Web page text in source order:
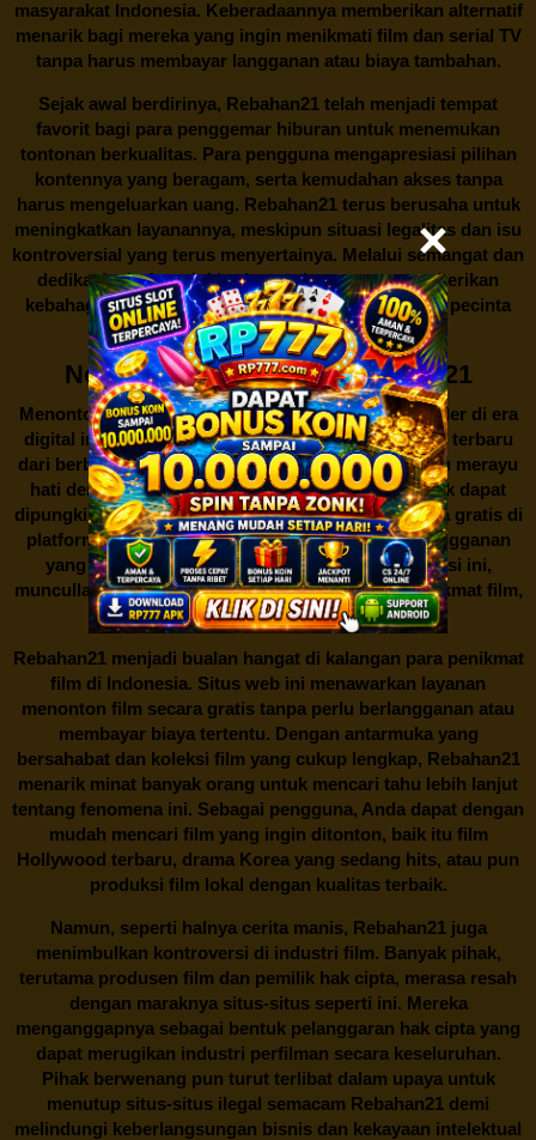
masyarakat Indonesia. Keberadaannya memberikan alternatif
menarik bagi mereka yang ingin menikmati film dan serial TV
tanpa harus membayar langganan atau biaya tambahan.
Sejak awal berdirinya, Rebahan21 telah menjadi tempat
favorit bagi para penggemar hiburan untuk menemukan
tontonan berkualitas. Para pengguna mengapresiasi pilihan
kontennya yang beragam, serta kemudahan akses tanpa
harus mengeluarkan uang. Rebahan21terus berusaha untuk
meningkatkan layanannya, meskipun situasi legalitas dan isu
kontroversial yang terus menyertainya. Melalui semangat dan
dedikasi, platform ini berharap dapat terus memberikan
kebahagiaan dan hiburan bagi seluruh masyarakat pecinta
film dan serial TV di Indonesia.
Nonton Film Gratis di Rebahan21
Menonton film merupakan salah satu hiburan populer di era
digital ini. Banyak orang gemar menikmati film-film terbaru
dari berbagai genre untuk mengisi waktu luang atau merayu
hati dengan kisah yang mengharu biru. Namun, tak dapat
dipungkiri bahwa akses untuk menonton film secara gratis di
platform resmi seringkali memerlukan biaya berlangganan
yang tidak semua orang mampu. Di tengah situasi ini,
muncullah sebuah alternatif menarik bagi para penikmat film,
yaituRebahan21.
Rebahan21menjadi bualan hangat di kalangan para penikmat
film di Indonesia. Situs web ini menawarkan layanan
menonton film secara gratis tanpa perlu berlangganan atau
membayar biaya tertentu. Dengan antarmuka yang
bersahabat dan koleksi film yang cukup lengkap, Rebahan21
menarik minat banyak orang untuk mencari tahu lebih lanjut
tentang fenomena ini. Sebagai pengguna, Anda dapat dengan
mudah mencari film yang ingin ditonton, baik itu film
Hollywood terbaru, drama Korea yang sedang hits, atau pun
produksi film lokal dengan kualitas terbaik.
Namun, seperti halnya cerita manis, Rebahan21juga
menimbulkan kontroversi di industri film. Banyak pihak,
terutama produsen film dan pemilik hak cipta, merasa resah
dengan maraknya situs-situs seperti ini. Mereka
menganggapnya sebagai bentuk pelanggaran hak cipta yang
dapat merugikan industri perfilman secara keseluruhan.
Pihak berwenang pun turut terlibat dalam upaya untuk
menutup situs-situs ilegal semacam Rebahan21 demi
melindungi keberlangsungan bisnis dan kekayaan intelektual